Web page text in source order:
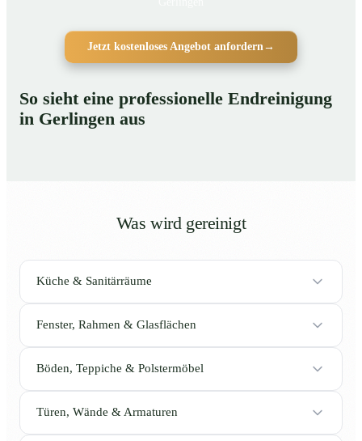
Jetzt kostenloses Angebot anfordern →
So sieht eine professionelle Endreinigung
in Gerlingen aus
Was wird gereinigt
Küche & Sanitärräume
Fenster, Rahmen & Glasflächen
Böden, Teppiche & Polstermöbel
Türen, Wände & Armaturen